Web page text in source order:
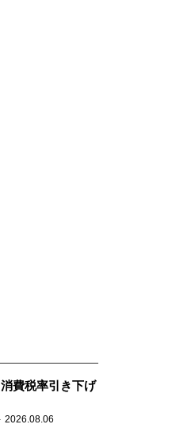
費税率引き下げ
2026.08.06